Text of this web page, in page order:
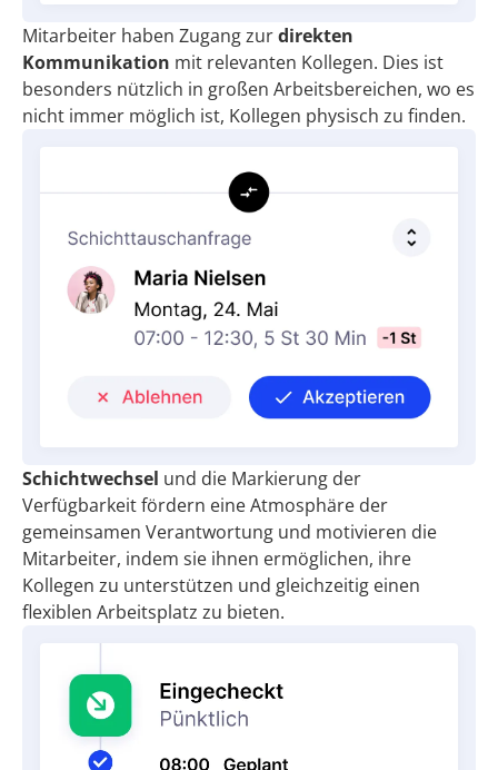
Mitarbeiter haben Zugang zurdirekten
Kommunikation mit relevanten Kollegen. Dies ist
besonders nützlich in großen Arbeitsbereichen, wo es
nicht immer möglich ist, Kollegen physisch zu finden.
Schichtwechsel und die Markierung der
Verfügbarkeit fördern eine Atmosphäre der
gemeinsamen Verantwortung und motivieren die
Mitarbeiter, indem sie ihnen ermöglichen, ihre
Kollegen zu unterstützen und gleichzeitig einen
flexiblen Arbeitsplatz zu bieten.